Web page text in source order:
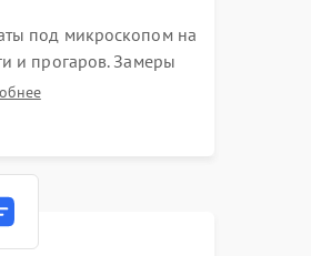
под микроскопом на
и прогаров. Замеры
напряжений.